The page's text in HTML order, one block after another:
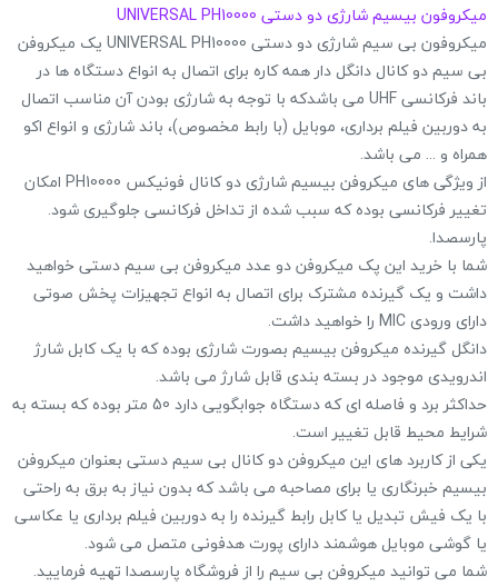
میکروفون بیسیم شارژی دو دستی UNIVERSAL PH10000
میکروفون بی سیم شارژی دو دستی UNIVERSAL PH10000 یک میکروفن
بی سیم دو کانال دانگل دار همه کاره برای اتصال به انواع دستگاه ها در
باند فرکانسی UHF می باشدکه با توجه به شارژی بودن آن مناسب اتصال
به دوربین فیلم برداری، موبایل (با رابط مخصوص)، باند شارژی و انواع اکو
همراه و ... می باشد.
از ویژگی های میکروفن بیسیم شارژی دو کانال فونیکس PH10000 امکان
تغییر فرکانسی بوده که سبب شده از تداخل فرکانسی جلوگیری شود.
پارسصدا.
شما با خرید این پک میکروفن دو عدد میکروفن بی سیم دستی خواهید
داشت و یک گیرنده مشترک برای اتصال به انواع تجهیزات پخش صوتی
دارای ورودی MIC را خواهید داشت.
دانگل گیرنده میکروفن بیسیم بصورت شارژی بوده که با یک کابل شارژ
اندرویدی موجود در بسته بندی قابل شارژ می باشد.
حداکثر برد و فاصله ای که دستگاه جوابگویی دارد 50 متر بوده که بسته به
شرایط محیط قابل تغییر است.
یکی از کاربرد های این میکروفن دو کانال بی سیم دستی بعنوان میکروفن
بیسیم خبرنگاری یا برای مصاحبه می باشد که بدون نیاز به برق به راحتی
با یک فیش تبدیل یا کابل رابط گیرنده را به دوربین فیلم برداری یا عکاسی
یا گوشی موبایل هوشمند دارای پورت هدفونی متصل می شود.
شما می توانید میکروفن بی سیم را از فروشگاه پارسصدا تهیه فرمایید.